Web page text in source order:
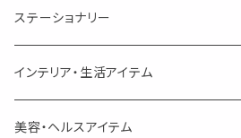
プチギフト
精油用ボトル
ポンプ式ボトル
リップ容器
美人さんのハーブティー
シングル
ブレンド
クラフト器材・道具
キャリアオイル・ワックス
道具
お香・サシェ・キャンドル
線香
ディフューザー
ステーショナリー
デザインクリップ
記号（ハート,星,etc）
ページオープナー・ワイドクリップ
インテリア・生活アイテム
オブジェ
美容・ヘルスアイテム